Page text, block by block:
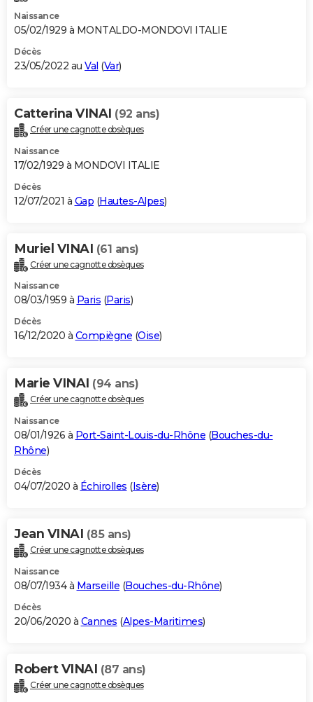
Naissance
05/02/1929 à MONTALDO-MONDOVI ITALIE
Décès
23/05/2022 au Val (Var)
Catterina VINAI (92 ans)
Créer une cagnotte obsèques
Naissance
17/02/1929 à MONDOVI ITALIE
Décès
12/07/2021 à Gap (Hautes-Alpes)
Muriel VINAI (61 ans)
Créer une cagnotte obsèques
Naissance
08/03/1959 à Paris (Paris)
Décès
16/12/2020 à Compiègne (Oise)
Marie VINAI (94 ans)
Créer une cagnotte obsèques
Naissance
08/01/1926 à Port-Saint-Louis-du-Rhône (Bouches-du-
Rhône)
Décès
04/07/2020 à Échirolles (Isère)
Jean VINAI (85 ans)
Créer une cagnotte obsèques
Naissance
08/07/1934 à Marseille (Bouches-du-Rhône)
Décès
20/06/2020 à Cannes (Alpes-Maritimes)
Robert VINAI (87 ans)
Créer une cagnotte obsèques